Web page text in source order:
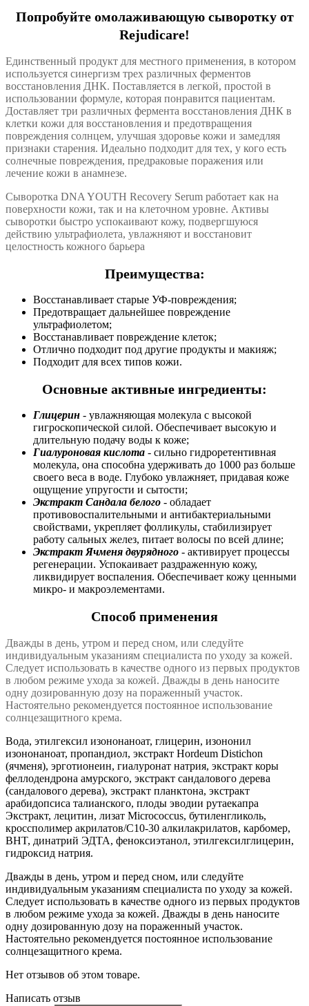
Попробуйте омолаживающую сыворотку от
Rejudicare!
Единственный продукт для местного применения, в котором
используется синергизм трех различных ферментов
восстановления ДНК. Поставляется в легкой, простой в
использовании формуле, которая понравится пациентам.
Доставляет три различных фермента восстановления ДНК в
клетки кожи для восстановления и предотвращения
повреждения солнцем, улучшая здоровье кожи и замедляя
признаки старения. Идеально подходит для тех, у кого есть
солнечные повреждения, предраковые поражения или
лечение кожи в анамнезе.
Сыворотка DNA YOUTH Recovery Serum работает как на
поверхности кожи, так и на клеточном уровне. Активы
сыворотки быстро успокаивают кожу, подвергшуюся
действию ультрафиолета, увлажняют и восстановит
целостность кожного барьера
Преимущества:
Восстанавливает старые УФ-повреждения;
Предотвращает дальнейшее повреждение
ультрафиолетом;
Восстанавливает повреждение клеток;
Отлично подходит под другие продукты и макияж;
Подходит для всех типов кожи.
Основные активные ингредиенты:
Глицерин - увлажняющая молекула с высокой
гигроскопической силой. Обеспечивает высокую и
длительную подачу воды к коже;
Гиалуроновая кислота - сильно гидроретентивная
молекула, она способна удерживать до 1000 раз больше
своего веса в воде. Глубоко увлажняет, придавая коже
ощущение упругости и сытости;
Экстракт Сандала белого - обладает
противовоспалительными и антибактериальными
свойствами, укрепляет фолликулы, стабилизирует
работу сальных желез, питает волосы по всей длине;
Экстракт Ячменя двурядного - активирует процессы
регенерации. Успокаивает раздраженную кожу,
ликвидирует воспаления. Обеспечивает кожу ценными
микро- и макроэлементами.
Способ применения
Дважды в день, утром и перед сном, или следуйте
индивидуальным указаниям специалиста по уходу за кожей.
Следует использовать в качестве одного из первых продуктов
в любом режиме ухода за кожей. Дважды в день наносите
одну дозированную дозу на пораженный участок.
Настоятельно рекомендуется постоянное использование
солнцезащитного крема.
Вода, этилгексил изононаноат, глицерин, изононил
изононаноат, пропандиол, экстракт Hordeum Distichon
(ячменя), эрготионеин, гиалуронат натрия, экстракт коры
феллодендрона амурского, экстракт сандалового дерева
(сандалового дерева), экстракт планктона, экстракт
арабидопсиса талианского, плоды эводии рутаекапра
Экстракт, лецитин, лизат Micrococcus, бутиленгликоль,
кроссполимер акрилатов/C10-30 алкилакрилатов, карбомер,
BHT, динатрий ЭДТА, феноксиэтанол, этилгексилглицерин,
гидроксид натрия.
Дважды в день, утром и перед сном, или следуйте
индивидуальным указаниям специалиста по уходу за кожей.
Следует использовать в качестве одного из первых продуктов
в любом режиме ухода за кожей. Дважды в день наносите
одну дозированную дозу на пораженный участок.
Настоятельно рекомендуется постоянное использование
солнцезащитного крема.
Нет отзывов об этом товаре.
Написать отзыв